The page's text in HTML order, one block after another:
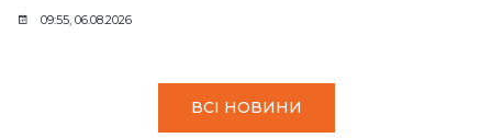
09:55, 06.08.2026
ВСІ НОВИНИ